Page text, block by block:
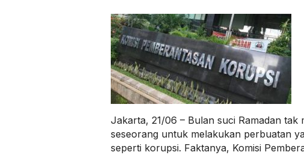
Jakarta, 21/06 – Bulan suci Ramadan tak
seseorang untuk melakukan perbuatan
seperti korupsi. Faktanya, Komisi